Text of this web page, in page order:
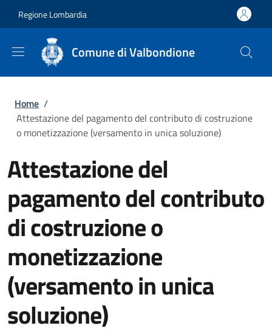
Regione Lombardia
Comune di Valbondione
Briciole di pane
Home /
Attestazione del pagamento del contributo di costruzione
o monetizzazione (versamento in unica soluzione)
Attestazione del
pagamento del contributo
di costruzione o
monetizzazione
(versamento in unica
soluzione)